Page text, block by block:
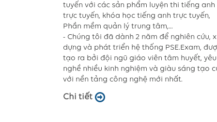
tuyến với các sản phẩm luyện thi tiếng anh
trực tuyến, khóa học tiếng anh trực tuyến,
Phần mềm quản lý trung tâm,...
- Chúng tôi đã dành 2 năm để nghiên cứu,
dựng và phát triển hệ thống PSE.Exam,
tạo ra bởi đội ngũ giáo viên tâm huyết, yêu
nghề nhiều kinh nghiệm và giàu sáng tạo
với nền tảng công nghệ mới nhất.
Chi tiết